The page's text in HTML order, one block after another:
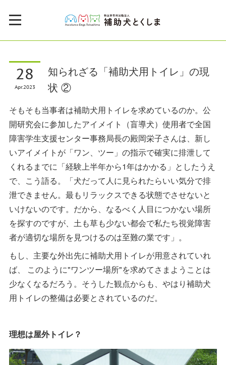
28
Apr2023
知られざる「補助犬用トイレ」の現
状 ②
そもそも当事者は補助犬用トイレを求めているのか。公
開研究会に参加したアイメイト（盲導犬）使用者で全国
障害学生支援センター事務局長の殿岡栄子さんは、新し
いアイメイトが「ワン、ツー」の指示で確実に排泄して
くれるまでに「経験上半年から1年はかかる」としたうえ
で、こう語る。「犬だって人に見られたらいい気分で排
泄できません。最もリラックスできる状態でさせないと
いけないのです。だから、なるべく人目につかない場所
を探すのですが、土も草も少ない都会で私たち視覚障害
者が適切な場所を見つけるのは至難の業です」。
もし、主要な外出先に補助犬用トイレが用意されていれ
ば、 このように"ワンツー場所"を求めてさまようことは
少なくなるだろう。そうした観点からも、やはり補助犬
用トイレの整備は必要とされているのだ。
理想は屋外トイレ？